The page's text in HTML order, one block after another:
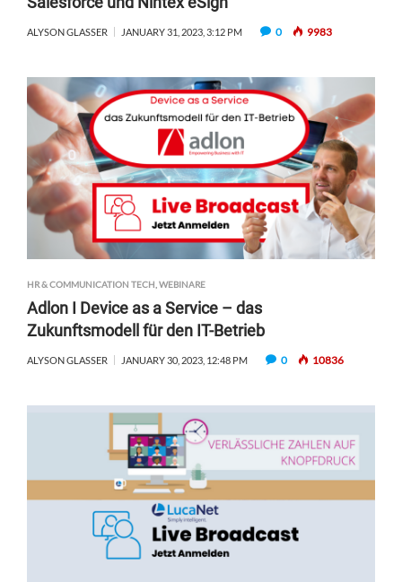
ALYSON GLASSER JANUARY 31, 2023, 3:12 PM 0 9983
HR & COMMUNICATION TECH WEBINARE
Adlon I Device as a Service – das
Zukunftsmodell für den IT-Betrieb
ALYSON GLASSER JANUARY 30, 2023, 12:48 PM 0 10836